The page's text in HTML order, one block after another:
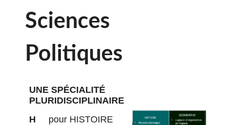
Sciences
Politiques
UNE SPÉCIALITÉ
PLURIDISCIPLINAIRE
H
pour HISTOIRE